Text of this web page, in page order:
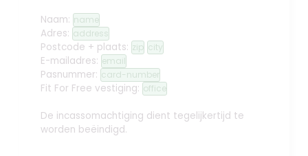
Naam: name
Adres: address
Postcode + plaats: zip city
E-mailadres: email
Pasnummer: card-number
Fit For Free vestiging: office
De incassomachtiging dient tegelijkertijd te
worden beëindigd.